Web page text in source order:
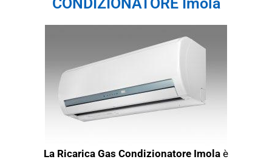
La Ricarica Gas Condizionatore Imola è